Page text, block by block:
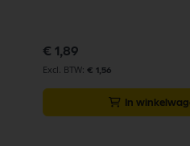
€ 1,89
€ 1,56
In